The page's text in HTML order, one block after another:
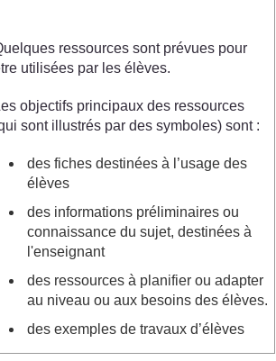
ressources sont prévues pour
utilisées par les élèves.
objectifs principaux des ressources
sont illustrés par des symboles) sont :
des fiches destinées à l’usage des
élèves
des informations préliminaires ou
connaissance du sujet, destinées à
l'enseignant
des ressources à planifier ou adapter
au niveau ou aux besoins des élèves.
des exemples de travaux d’élèves